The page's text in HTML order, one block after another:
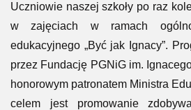
Uczniowie naszej szkoły po raz
w zajęciach w ramach
edukacyjnego „Być jak Ignacy”.
przez Fundację PGNiG im.
honorowym patronatem Ministra
celem jest promowanie